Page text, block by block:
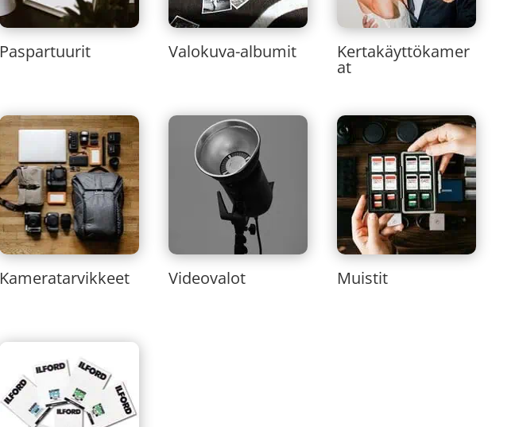
Paspartuurit Valokuva-albumit Kertakäyttökamer
at
Kameratarvikkeet Videovalot Muistit